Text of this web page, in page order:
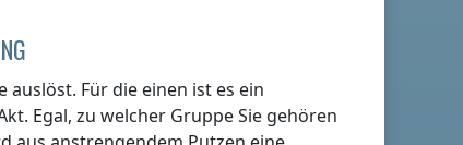
auslöst. Für die einen ist es ein
Egal, zu welcher Gruppe Sie gehören